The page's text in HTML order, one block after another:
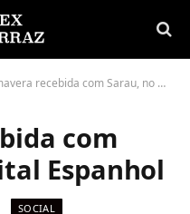
recebida com Sarau, no Hospital Espanhol
com
Espanhol
SOCIAL